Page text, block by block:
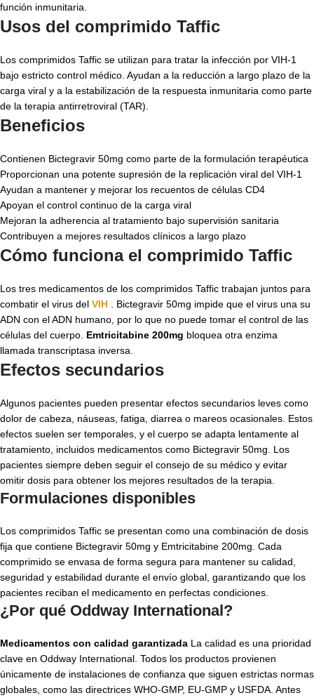
función inmunitaria.
Usos del comprimido Taffic
Los comprimidos Taffic se utilizan para tratar la infección por VIH-1
bajo estricto control médico. Ayudan a la reducción a largo plazo de la
carga viral y a la estabilización de la respuesta inmunitaria como parte
de la terapia antirretroviral (TAR).
Beneficios
Contienen Bictegravir 50mg como parte de la formulación terapéutica
Proporcionan una potente supresión de la replicación viral del VIH-1
Ayudan a mantener y mejorar los recuentos de células CD4
Apoyan el control continuo de la carga viral
Mejoran la adherencia al tratamiento bajo supervisión sanitaria
Contribuyen a mejores resultados clínicos a largo plazo
Cómo funciona el comprimido Taffic
Los tres medicamentos de los comprimidos Taffic trabajan juntos para
combatir el virus del VIH Bictegravir 50mg impide que el virus una su
ADN con el ADN humano, por lo que no puede tomar el control de las
células del cuerpo. Emtricitabine 200mg bloquea otra enzima
llamada transcriptasa inversa.
Efectos secundarios
Algunos pacientes pueden presentar efectos secundarios leves como
dolor de cabeza, náuseas, fatiga, diarrea o mareos ocasionales. Estos
efectos suelen ser temporales, y el cuerpo se adapta lentamente al
tratamiento, incluidos medicamentos como Bictegravir 50mg . Los
pacientes siempre deben seguir el consejo de su médico y evitar
omitir dosis para obtener los mejores resultados de la terapia.
Formulaciones disponibles
Los comprimidos Taffic se presentan como una combinación de dosis
fija que contiene Bictegravir 50mg y Emtricitabine 200mg . Cada
comprimido se envasa de forma segura para mantener su calidad,
seguridad y estabilidad durante el envío global, garantizando que los
pacientes reciban el medicamento en perfectas condiciones.
¿Por qué Oddway International?
Medicamentos con calidad garantizada La calidad es una prioridad
clave en Oddway International. Todos los productos provienen
únicamente de instalaciones de confianza que siguen estrictas normas
globales, como las directrices WHO-GMP, EU-GMP y USFDA. Antes